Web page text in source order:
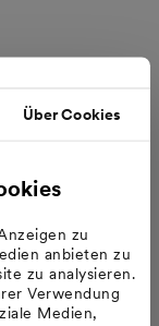
Über Cookies
zu
anbieten zu
zu analysieren.
Verwendung
Medien,